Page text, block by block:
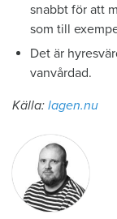
snabbt för att
som till
Det är
vanvårdad.
Källa: lagen.nu